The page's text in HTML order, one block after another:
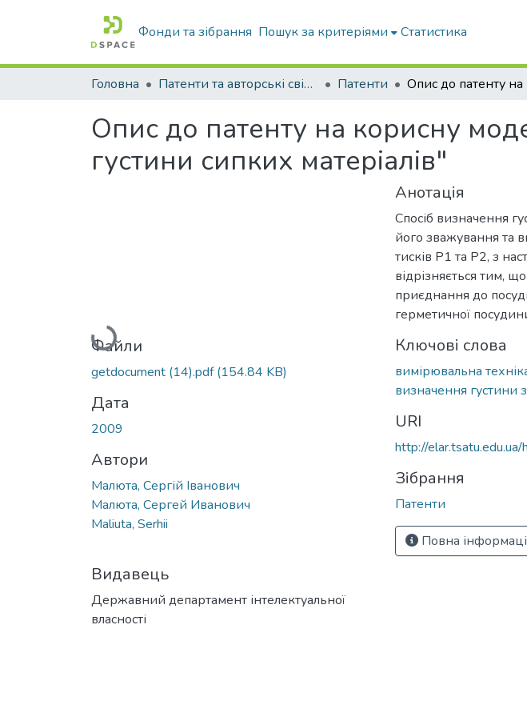
Фонди та зібрання Пошук за критеріями Статистика
Головна Патенти та авторські свідоцтва Патенти
Опис до патенту на корисну
густини сипких матеріалів"
Вантажиться...
Файли
getdocument (14).pdf(154.84 KB)
Дата
2009
Автори
Малюта, Сергій Іванович
Малюта, Сергей Иванович
Maliuta, Serhii
Видавець
Державний департамент інтелектуальної
власності
Анотація
Спосіб визначення
його зважування та
тисків Р1 та Р2, з
відрізняється тим,
приєднання до
герметичної
Ключові слова
вимірювальна
визначення густини
URI
http://
Зібрання
Патенти
Повна